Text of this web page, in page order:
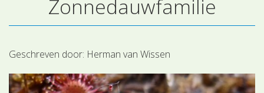
Determineren
Zonnedauwfamilie
Geschreven door: Herman van Wissen